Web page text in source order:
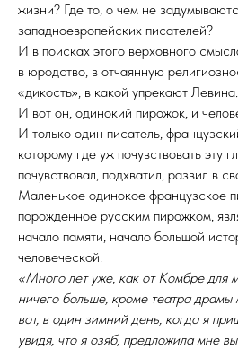
жизни? Где то, о чем не
западноевропейских писателей?
И в поисках этого верховного
в юродство, в отчаянную
«дикость», в какой упрекают Левина.
И вот он, одинокий пирожок, и
И только один писатель,
которому где уж почувствовать эту
почувствовал, подхватил, развил в
Маленькое одинокое французское
порожденное русским пирожком,
начало памяти, начало большой
человеческой.
«Много лет уже, как от Комбре для
ничего больше, кроме театра драмы
вот, в один зимний день, когда я
увидя, что я озяб, предложила мне